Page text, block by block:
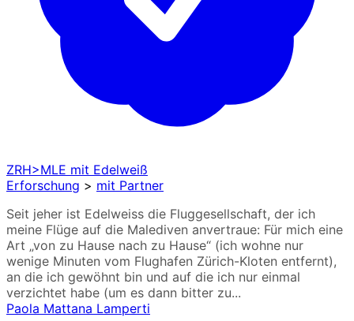
ZRH>MLE mit Edelweiß
Erforschung > mit Partner
Seit jeher ist Edelweiss die Fluggesellschaft, der ich
meine Flüge auf die Malediven anvertraue: Für mich eine
Art „von zu Hause nach zu Hause“ (ich wohne nur
wenige Minuten vom Flughafen Zürich-Kloten entfernt),
an die ich gewöhnt bin und auf die ich nur einmal
verzichtet habe (um es dann bitter zu...
Paola Mattana Lamperti